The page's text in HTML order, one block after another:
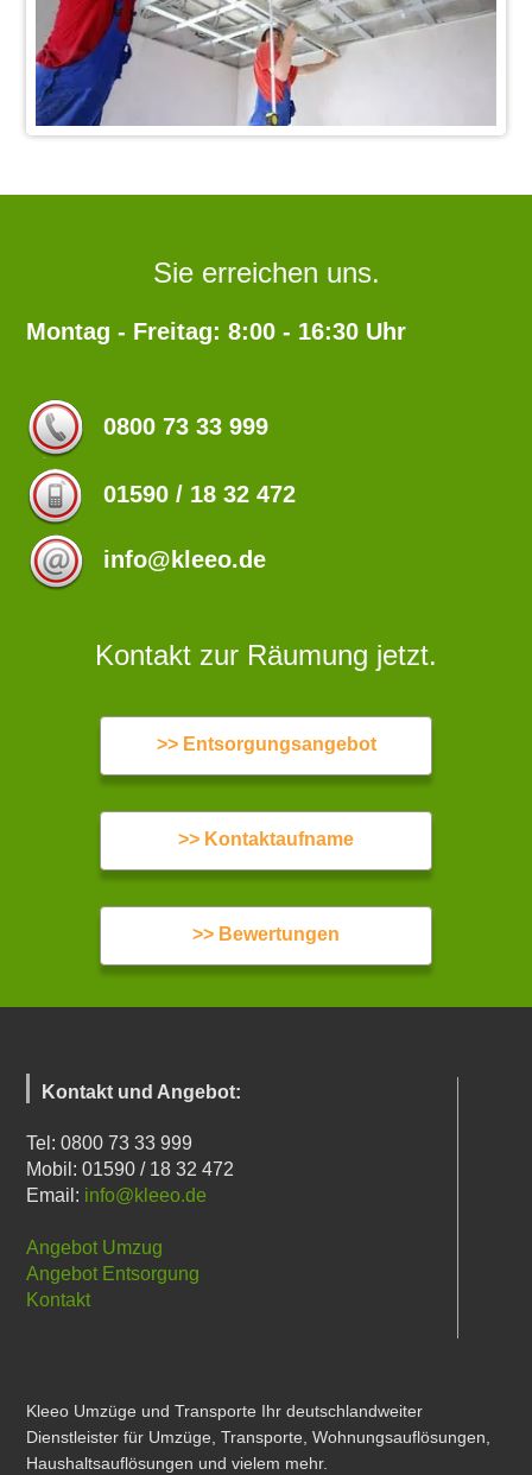
Sie erreichen uns.
Montag - Freitag: 8:00 - 16:30 Uhr
0800 73 33 999
01590 / 18 32 472
info@kleeo.de
Kontakt zur Räumung jetzt.
>> Entsorgungsangebot
>> Kontaktaufname
>> Bewertungen
Kontakt und Angebot:
Tel: 0800 73 33 999
Mobil: 01590 / 18 32 472
Email: info@kleeo.de
Angebot Umzug
Angebot Entsorgung
Kontakt
Kleeo Umzüge und Transporte Ihr deutschlandweiter
Dienstleister für Umzüge, Transporte, Wohnungsauflösungen,
Haushaltsauflösungen und vielem mehr.